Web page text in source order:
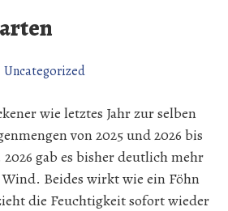
Uncategorized
wie letztes Jahr zur selben
von 2025 und 2026 bis
gab es bisher deutlich mehr
Beides wirkt wie ein Föhn
die Feuchtigkeit sofort wieder